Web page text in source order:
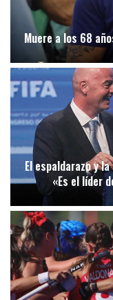
Muere a los 68
El espaldarazo y
«Es el líder